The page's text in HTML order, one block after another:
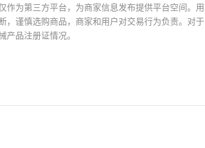
作为第三方平台，为商家信息发布提供平台空间。
，谨慎选购商品，商家和用户对交易行为负责。对
产品注册证情况。